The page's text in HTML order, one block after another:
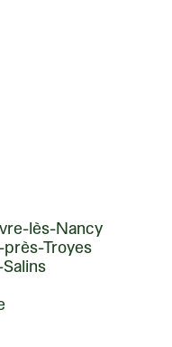
lès-Nancy
Troyes